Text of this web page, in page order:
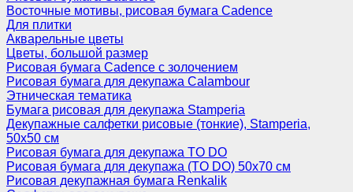
Восточные мотивы, рисовая бумага Cadence
Для плитки
Акварельные цветы
Цветы, большой размер
Рисовая бумага Cadence c золочением
Рисовая бумага для декупажа Calambour
Этническая тематика
Бумага рисовая для декупажа Stamperia
Декупажные салфетки рисовые (тонкие), Stamperia,
50х50 см
Рисовая бумага для декупажа TO DO
Рисовая бумага для декупажа (TO DO) 50х70 см
Рисовая декупажная бумага Renkalik